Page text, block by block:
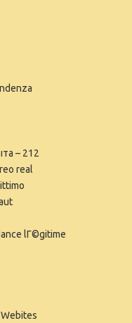
– 212
real
lГ©gitime